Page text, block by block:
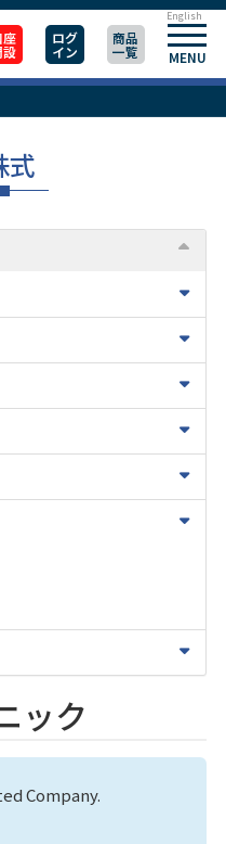
座
設
ログ
イン
商品
一覧 MENU
English
式
ック
Company.